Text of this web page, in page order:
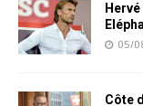
05/
Côte